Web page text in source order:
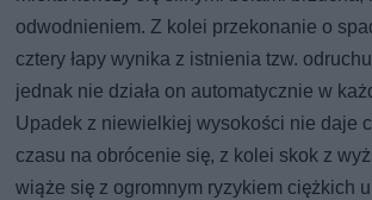
odwodnieniem. Z kolei przekonanie o
cztery łapy wynika z istnienia tzw.
jednak nie działa on automatycznie w
Upadek z niewielkiej wysokości nie daje
czasu na obrócenie się, z kolei skok z
wiąże się z ogromnym ryzykiem ciężkich